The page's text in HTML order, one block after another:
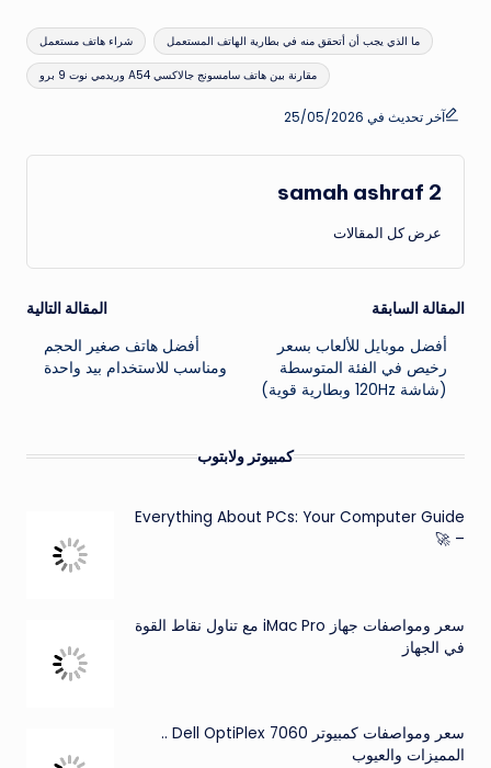
العلامات: شراء هاتف مستعمل ما الذي يجب أن أتحقق منه في بطارية الهاتف المستعمل
مقارنة بين هاتف سامسونج جالاكسي A54 وريدمي نوت 9 برو
آخر تحديث في 25/05/2026
samah ashraf 2
عرض كل المقالات
تصفّح
المقالات
المقالة السابقة
أفضل موبايل للألعاب بسعر
رخيص في الفئة المتوسطة
(شاشة 120Hz وبطارية قوية)
المقالة التالية
أفضل هاتف صغير الحجم
ومناسب للاستخدام بيد واحدة
كمبيوتر ولابتوب
Everything About PCs: Your Computer Guide
– 🚀
سعر ومواصفات جهاز iMac Pro مع تناول نقاط القوة
في الجهاز
سعر ومواصفات كمبيوتر Dell OptiPlex 7060 ..
المميزات والعيوب